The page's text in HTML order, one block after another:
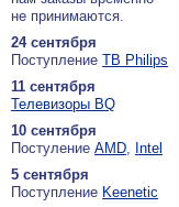
не при­ни­ма­ют­ся.
24 сентября
По­ступ­ле­ние ТВ Philips
11 сентября
Теле­ви­зо­ры BQ
10 сентября
По­сту­ле­ние AMD, Intel
5 сентября
По­ступ­ле­ние Keenetic